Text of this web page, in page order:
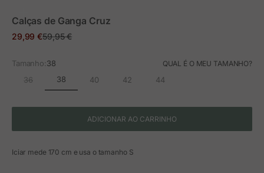
Calças de Ganga Cruz
Preço em promoção
29,99 €Preço normal
59,95 €
Tamanho:38 QUAL É O MEU TAMANHO?
36 38 40 42 44
ADICIONAR AO CARRINHO
Iciar mede 170 cm e usa o tamanho S